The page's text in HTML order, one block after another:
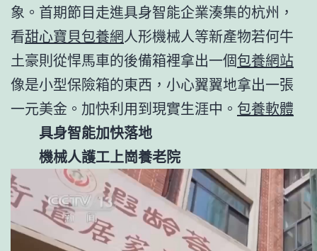
象。首期節目走進具身智能企業湊集的杭州，
看甜心寶貝包養網人形機械人等新產物若何牛
土豪則從悍馬車的後備箱裡拿出一個包養網站
像是小型保險箱的東西，小心翼翼地拿出一張
一元美金。加快利用到現實生涯中。 包養軟體
具身智能加快落地
機械人護工上崗養老院